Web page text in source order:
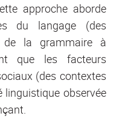
approche aborde
du langage (des
de la grammaire à
que les facteurs
(des contextes
linguistique observée